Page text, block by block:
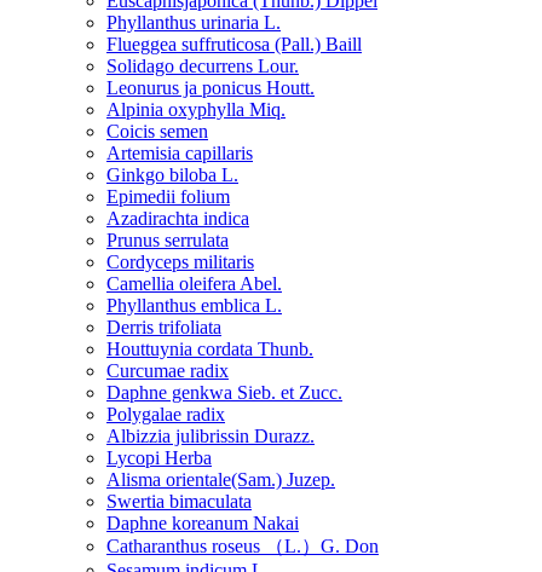
Phyllanthus urinaria L.
Flueggea suffruticosa (Pall.) Baill
Solidago decurrens Lour.
Leonurus ja ponicus Houtt.
Alpinia oxyphylla Miq.
Coicis semen
Artemisia capillaris
Ginkgo biloba L.
Epimedii folium
Azadirachta indica
Prunus serrulata
Cordyceps militaris
Camellia oleifera Abel.
Phyllanthus emblica L.
Derris trifoliata
Houttuynia cordata Thunb.
Curcumae radix
Daphne genkwa Sieb. et Zucc.
Polygalae radix
Albizzia julibrissin Durazz.
Lycopi Herba
Alisma orientale(Sam.) Juzep.
Swertia bimaculata
Daphne koreanum Nakai
Catharanthus roseus （L.）G. Don